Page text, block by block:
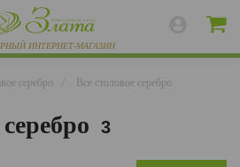
серебро Все столовое серебро
3